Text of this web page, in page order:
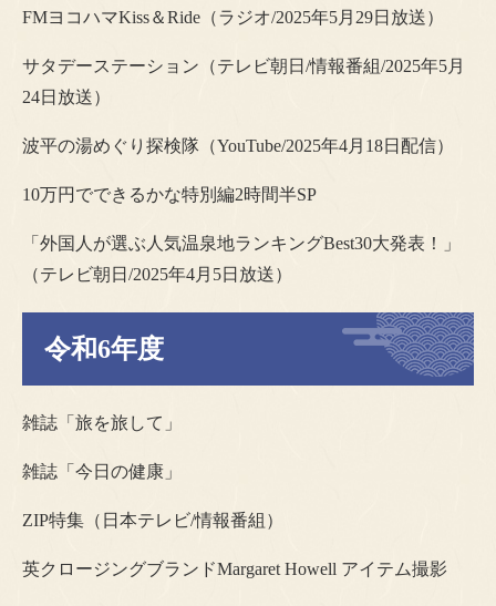
FMヨコハマKiss＆Ride（ラジオ/2025年5月29日放送）
サタデーステーション（テレビ朝日/情報番組/2025年5月
24日放送）
波平の湯めぐり探検隊（YouTube/2025年4月18日配信）
10万円でできるかな特別編2時間半SP
「外国人が選ぶ人気温泉地ランキングBest30大発表！」
（テレビ朝日/2025年4月5日放送）
​​令和6年度
雑誌「旅を旅して」
雑誌「今日の健康」
ZIP特集（日本テレビ/情報番組）
英クロージングブランドMargaret Howell アイテム撮影